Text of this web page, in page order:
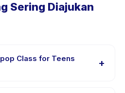
Sering Diajukan
Class for Teens
+